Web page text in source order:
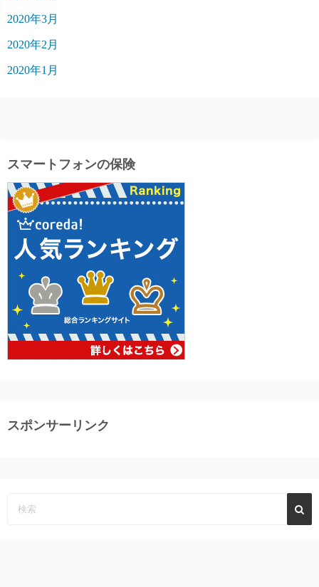
2020年3月
2020年2月
2020年1月
スマートフォンの保険
スポンサーリンク